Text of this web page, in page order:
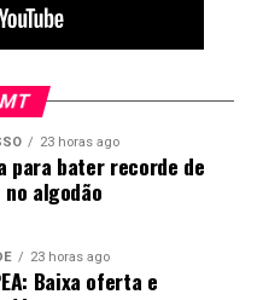
sanitário que hoje é
esperar que uma
em risco para
Defendo
política nacional
que deixou de ser local
23 horas ago
para bater recorde de
algodão
23 horas ago
Baixa oferta e